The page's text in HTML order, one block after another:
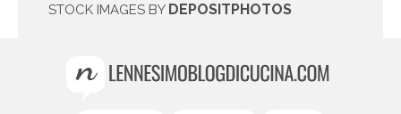
STOCK IMAGES BY DEPOSITPHOTOS